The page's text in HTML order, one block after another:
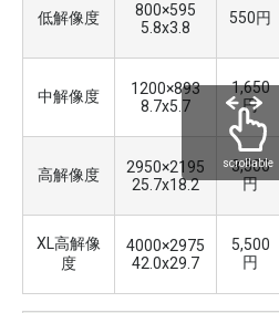
低解像度
800×595
5.8x3.8
550円
中解像度
1200×893
8.7x5.7
1,650
円
高解像度
2950×2195
25.7x18.2
3,300
円
XL高解像
度
4000×2975
42.0x29.7
5,500
円
scrollable